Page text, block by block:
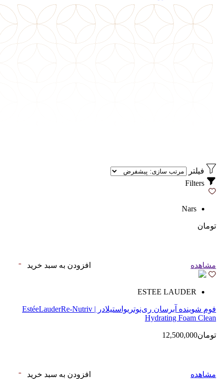
فیلتر
Nars
تومان
مشاهده افزودن به سبد خرید
ESTEE LAUDER
فوم شوینده آبرسان ری‌نوتریواستیلادر | EstéeLauderRe-Nutriv
Hydrating Foam Clean
تومان12,500,000
مشاهده افزودن به سبد خرید